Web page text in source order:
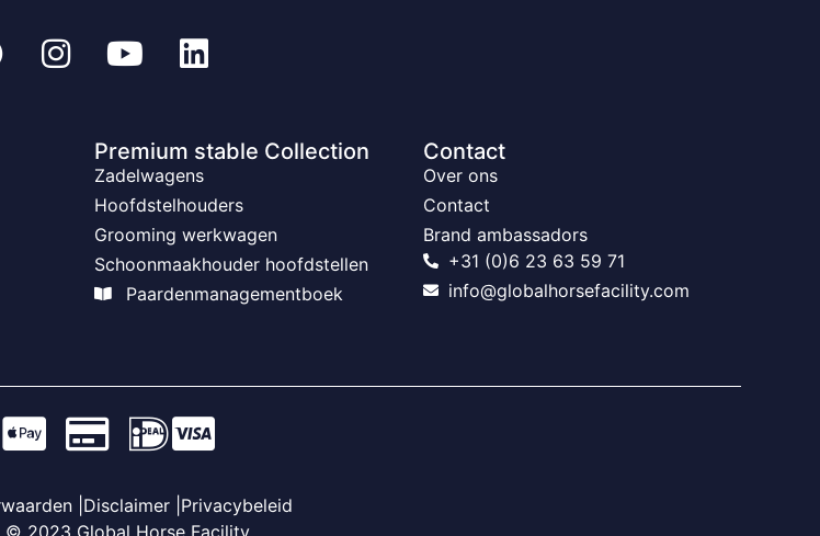
Premium stable Collection
Zadelwagens
Hoofdstelhouders
Grooming werkwagen
Schoonmaakhouder hoofdstellen
Paardenmanagementboek
Contact
Over ons
Contact
Brand ambassadors
+31 (0)6 23 63 59 71
info@globalhorsefacility.com
| Disclaimer | Privacybeleid